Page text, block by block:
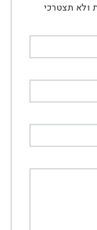
ולא תצטרכי